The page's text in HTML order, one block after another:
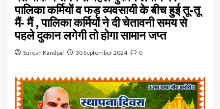
पालिका कर्मियों व फड़ व्यवसायी के बीच हुई तू-तू
मैं- मैं , पालिका कर्मियों ने दी चेतावनी समय से
पहले दुकान लगेगी तो होगा सामान जप्त
Suresh Kandpal 30 September 2024 0